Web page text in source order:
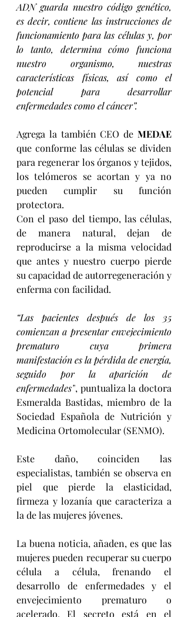
ADN guarda nuestro código genético,
es decir, contiene las instrucciones de
funcionamiento para las células y, por
lo tanto, determina cómo funciona
nuestro organismo, nuestras
características físicas, así como el
potencial para desarrollar
enfermedades como el cáncer”.
Agrega la también CEO de MEDAE
que conforme las células se dividen
para regenerar los órganos y tejidos,
los telómeros se acortan y ya no
pueden cumplir su función
protectora.
Con el paso del tiempo, las células,
de manera natural, dejan de
reproducirse a la misma velocidad
que antes y nuestro cuerpo pierde
su capacidad de autorregeneración y
enferma con facilidad.
“Las pacientes después de los 35
comienzan a presentar envejecimiento
prematuro cuya primera
manifestación es la pérdida de energía,
seguido por la aparición de
enfermedades”, puntualiza la doctora
Esmeralda Bastidas, miembro de la
Sociedad Española de Nutrición y
Medicina Ortomolecular (SENMO).
Este daño, coinciden las
especialistas, también se observa en
piel que pierde la elasticidad,
firmeza y lozanía que caracteriza a
la de las mujeres jóvenes.
La buena noticia, añaden, es que las
mujeres pueden recuperar su cuerpo
célula a célula, frenando el
desarrollo de enfermedades y el
envejecimiento prematuro o